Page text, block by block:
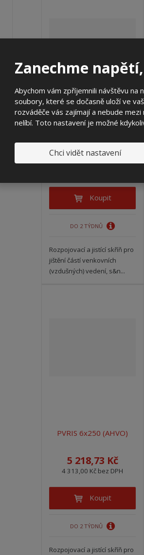
Zanechme
Abychom vám zpříjemnili návštěvu na
soubory, které se dočasně uloží ve
rozváděče vás zajímají a nebude
nelíbí. Toto nastavení je možné
Chci vidět nastavení
4 416,50 Kč
Koupit
DO 2 TÝDNŮ
Rozpojovací a jistící skříň pro
jištění částí venkovních
(vzdušných) vedení, s&n...
PVRIS 6x250 (AHVO)
5 218,73 Kč
4 313,00 Kč bez DPH
Koupit
DO 2 TÝDNŮ
Rozpojovací a jistící skříň pro